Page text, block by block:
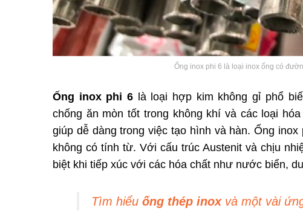
Ống inox phi 6 là loại inox ống có
Ống inox phi 6 là loại hợp kim không gỉ phổ
chống ăn mòn tốt trong không khí và các loại
giúp dễ dàng trong việc tạo hình và hàn. Ống
không có tính từ. Với cấu trúc Austenit và chịu
biệt khi tiếp xúc với các hóa chất như nước biển,
Tìm hiểu ống thép inoxvà một vài